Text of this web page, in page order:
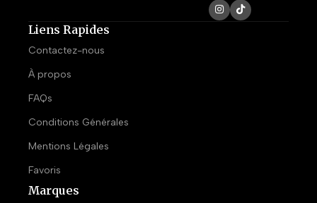
Liens Rapides
Contactez-nous
À propos
FAQs
Conditions Générales
Mentions Légales
Favoris
Marques